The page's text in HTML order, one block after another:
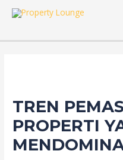
Skip
TREN
PROPERTI